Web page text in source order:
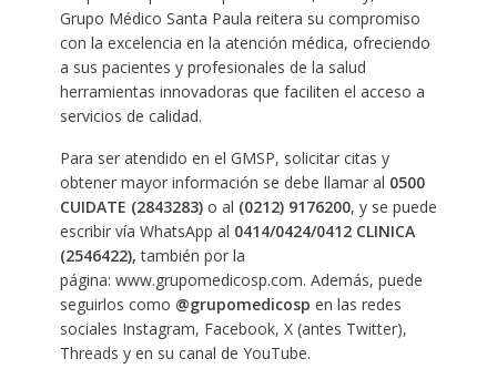
Grupo Médico Santa Paula reitera su compromiso
con la excelencia en la atención médica, ofreciendo
a sus pacientes y profesionales de la salud
herramientas innovadoras que faciliten el acceso a
servicios de calidad.
Para ser atendido en el GMSP, solicitar citas y
obtener mayor información se debe llamar al 0500
CUIDATE (2843283)o al (0212) 9176200, y se puede
escribir vía WhatsApp al 0414/0424/0412 CLINICA
(2546422),también por la
página: www.grupomedicosp.com. Además, puede
seguirlos como @grupomedicosp en las redes
sociales Instagram, Facebook, X (antes Twitter),
Threads y en su canal de YouTube.